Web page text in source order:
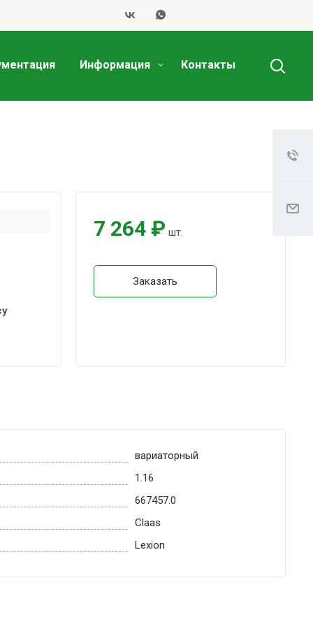
Информация Контакты
7 264 ₽ шт.
Заказать
вариаторный
1.16
667457.0
Claas
Lexion